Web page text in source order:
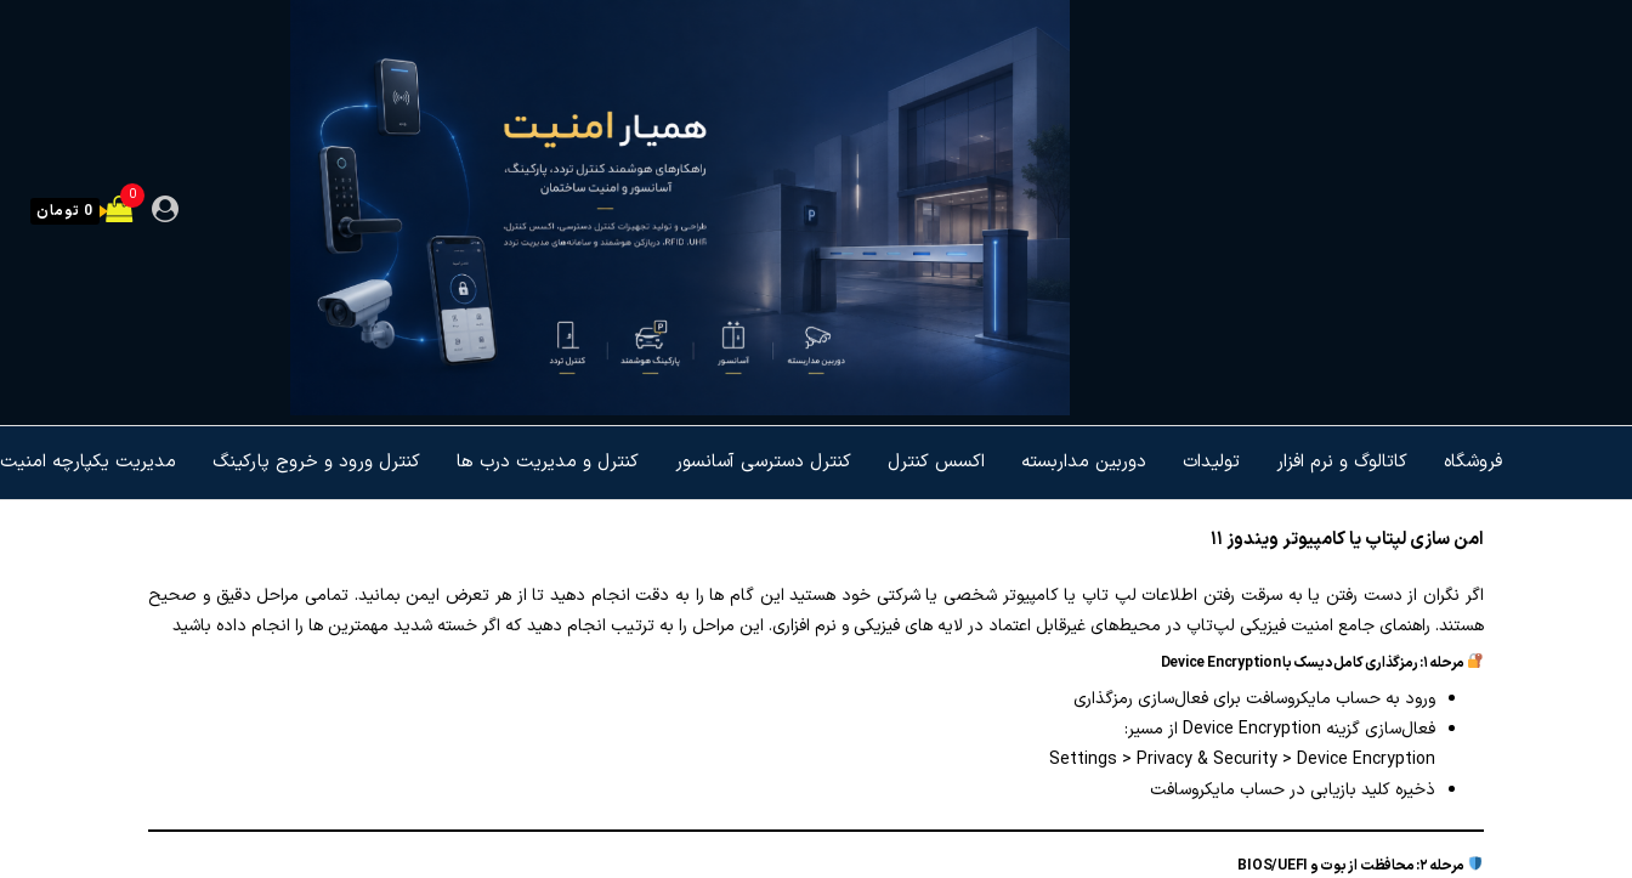
همیار
امنیت
کنترل تردد و
0
0 تومان
مدیریت یکپارچه امنیت کنترل ورود و خروج پارکینگ کنترل و مدیریت درب ها کنترل دسترسی آسانسور اکسس کنترل دوربین مداربسته تولیدات کاتالوگ و نرم افزار فروشگاه
امن سازی لپتاپ یا کامپیوتر ویندوز ۱۱
اگر نگران از دست رفتن یا به سرقت رفتن اطلاعات لپ تاپ یا کامپیوتر شخصی یا شرکتی خود هستید این گام ها را به دقت انجام دهید تا از هر تعرض ایمن بمانید. تمامی مراحل دقیق و صحیح
هستند. راهنمای جامع امنیت فیزیکی لپ‌تاپ در محیط‌های غیرقابل اعتماد در لایه های فیزیکی و نرم افزاری. این مراحل را به ترتیب انجام دهید که اگر خسته شدید مهمترین ها را انجام داده باشید
مرحله ۱: رمزگذاری کامل دیسک با Device Encryption
ورود به حساب مایکروسافت برای فعال‌سازی رمزگذاری
فعال‌سازی گزینه Device Encryption از مسیر:
Settings > Privacy & Security > Device Encryption
ذخیره کلید بازیابی در حساب مایکروسافت
مرحله ۲: محافظت از بوت و BIOS/UEFI